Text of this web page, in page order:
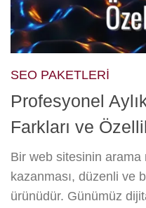
SEO PAKETLERI
Profesyonel
Farkları ve
Bir web sitesinin arama
kazanması, düzenli ve
ürünüdür. Günümüz